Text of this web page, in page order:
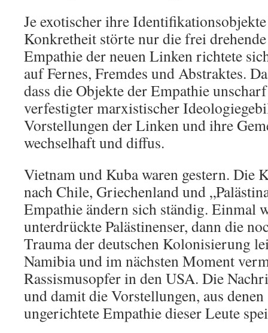
Je exotischer ihre Identifikationsobjekte
Konkretheit störte nur die frei
Empathie der neuen Linken richtete
auf Fernes, Fremdes und Abstraktes.
dass die Objekte der Empathie
verfestigter marxistischer
Vorstellungen der Linken und ihre
wechselhaft und diffus.
Vietnam und Kuba waren gestern. Die
nach Chile, Griechenland und
Empathie ändern sich ständig. Einmal
unterdrückte Palästinenser, dann die
Trauma der deutschen Kolonisierung
Namibia und im nächsten Moment
Rassismusopfer in den USA. Die
und damit die Vorstellungen, aus
ungerichtete Empathie dieser Leute